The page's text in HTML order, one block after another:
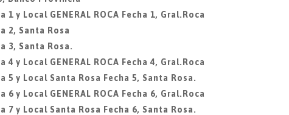
y Local GENERAL ROCA Fecha 1, Gral.Roca
2, Santa Rosa
3, Santa Rosa.
y Local GENERAL ROCA Fecha 4, Gral.Roca
5 y Local Santa Rosa Fecha 5, Santa Rosa.
y Local GENERAL ROCA Fecha 6, Gral.Roca
7 y Local Santa Rosa Fecha 6, Santa Rosa.